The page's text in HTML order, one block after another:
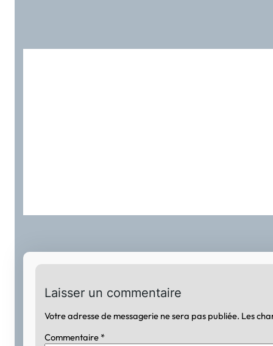
Laisser un commentaire
Votre adresse de messagerie ne sera pas publiée. Les
Commentaire *